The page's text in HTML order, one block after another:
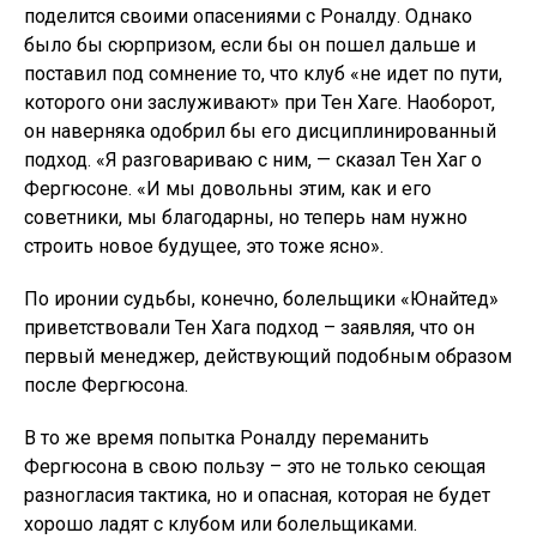
поделится своими опасениями с Роналду. Однако
было бы сюрпризом, если бы он пошел дальше и
поставил под сомнение то, что клуб «не идет по пути,
которого они заслуживают» при Тен Хаге. Наоборот,
он наверняка одобрил бы его дисциплинированный
подход. «Я разговариваю с ним, — сказал Тен Хаг о
Фергюсоне. «И мы довольны этим, как и его
советники, мы благодарны, но теперь нам нужно
строить новое будущее, это тоже ясно».
По иронии судьбы, конечно, болельщики «Юнайтед»
приветствовали Тен Хага подход – заявляя, что он
первый менеджер, действующий подобным образом
после Фергюсона.
В то же время попытка Роналду переманить
Фергюсона в свою пользу – это не только сеющая
разногласия тактика, но и опасная, которая не будет
хорошо ладят с клубом или болельщиками.